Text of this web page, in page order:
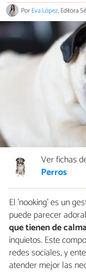
PorEva López, Editora
Ver fichas
Perros
El 'nooking' es un
puede parecer
que tienen de
inquietos. Este
redes sociales, y
atender mejor las